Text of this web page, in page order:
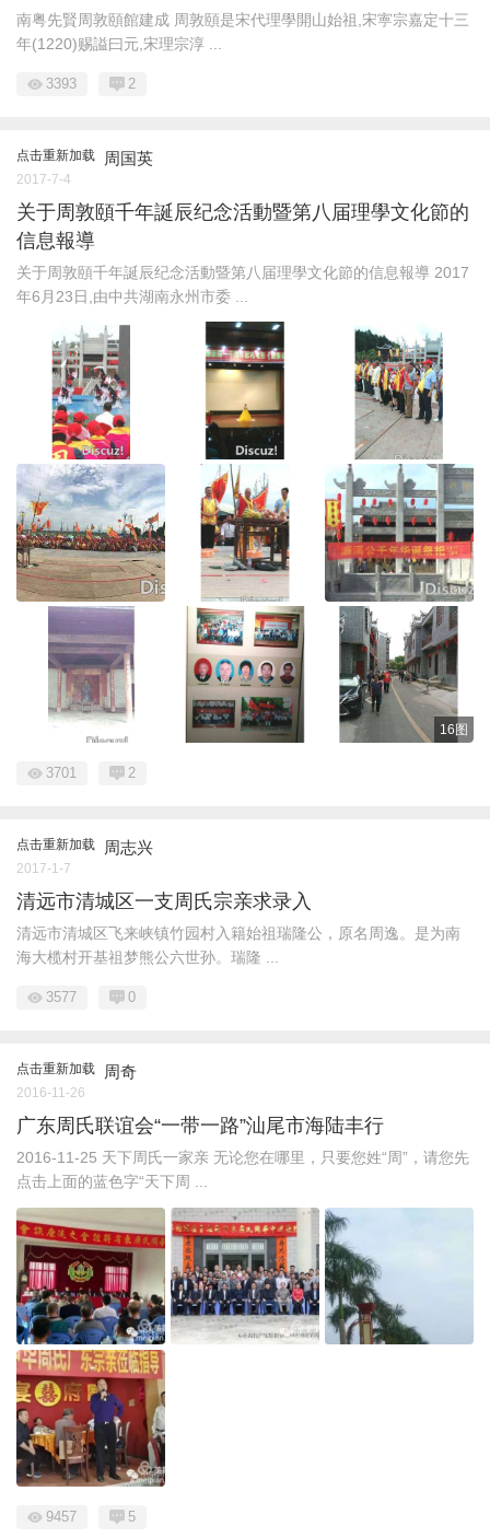
南粤先賢周敦頤館建成 周敦頤是宋代理學開山始祖,宋寕宗嘉定十三
年(1220)赐謚曰元,宋理宗淳 ...
3393 2
点击重新加载 周国英
2017-7-4
关于周敦頤千年誕辰纪念活動暨第八届理學文化節的
信息報導
关于周敦頤千年誕辰纪念活動暨第八届理學文化節的信息報導 2017
年6月23日,由中共湖南永州市委 ...
16图
3701 2
点击重新加载 周志兴
2017-1-7
清远市清城区一支周氏宗亲求录入
清远市清城区飞来峡镇竹园村入籍始祖瑞隆公，原名周逸。是为南
海大榄村开基祖梦熊公六世孙。瑞隆 ...
3577 0
点击重新加载 周奇
2016-11-26
广东周氏联谊会“一带一路”汕尾市海陆丰行
2016-11-25 天下周氏一家亲 无论您在哪里，只要您姓“周”，请您先
点击上面的蓝色字“天下周 ...
9457 5